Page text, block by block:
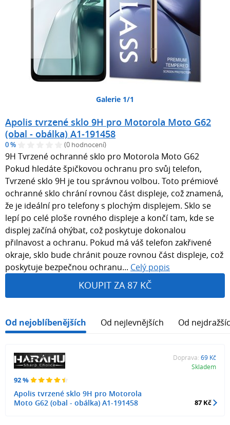
Galerie 1/1
Apolis tvrzené sklo 9H pro Motorola Moto G62
(obal - obálka) A1-191458
0 % (0 hodnocení)
9H Tvrzené ochranné sklo pro Motorola Moto G62
Pokud hledáte špičkovou ochranu pro svůj telefon,
Tvrzené sklo 9H je tou správnou volbou. Toto prémiové
ochranné sklo chrání rovnou část displeje, což znamená,
že je ideální pro telefony s plochým displejem. Sklo se
lepí po celé ploše rovného displeje a končí tam, kde se
displej začíná ohýbat, což poskytuje dokonalou
přilnavost a ochranu. Pokud má váš telefon zakřivené
okraje, sklo bude chránit pouze rovnou část displeje, což
poskytuje bezpečnou ochranu... Celý popis
KOUPIT ZA 87 KČ
Od nejoblíbenějších Od nejlevnějších Od
92 %
Apolis tvrzené sklo 9H pro Motorola
Moto G62 (obal - obálka) A1-191458
Doprava: 69 Kč
Skladem
87 Kč